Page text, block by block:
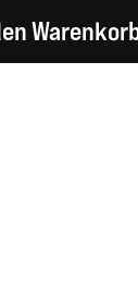
Wert ein